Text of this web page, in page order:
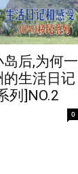
后,为何一
生活日记
列]NO.2
0